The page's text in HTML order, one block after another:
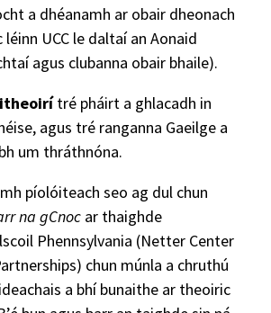
a dhéanamh ar obair dheonach
léinn UCC le daltaí an Aonaid
agus clubanna obair bhaile).
tré pháirt a ghlacadh in
agus tré ranganna Gaeilge a
um thráthnóna.
píolóiteach seo ag dul chun
na gCnoc ar thaighde
Phennsylvania (Netter Center
chun múnla a chruthú
a bhí bunaithe ar theoiric